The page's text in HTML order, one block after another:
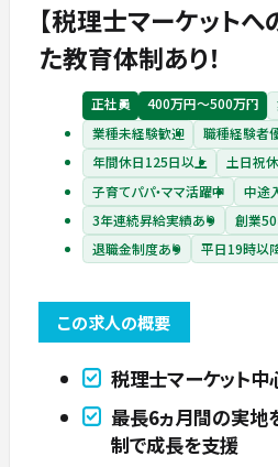
【税理士マーケットへ
た教育体制あり！
正社員 400万円〜500万円
業種未経験歓迎
職種経験者
年間休日125日以上
土日祝
子育てパパ・ママ活躍中
中途
3年連続昇給実績あり
創業
退職金制度あり
平日19時以
この求人の概要
税理士マーケット
最長6ヵ月間の実地
制で成長を支援